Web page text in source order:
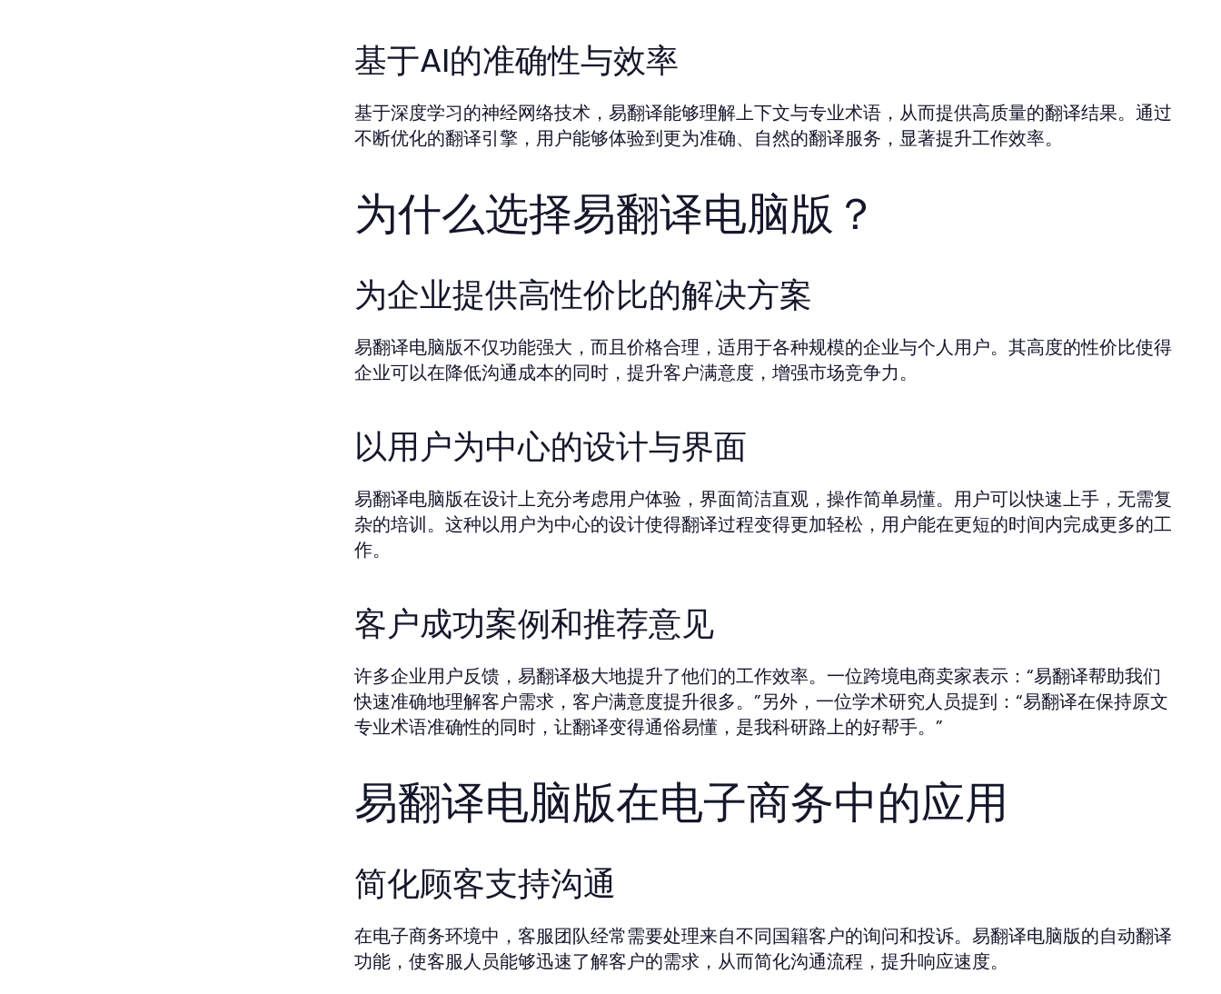
基于AI的准确性与效率
基于深度学习的神经网络技术，易翻译能够理解上下文与专业术语，从而提供高质量的翻译结果。通过
不断优化的翻译引擎，用户能够体验到更为准确、自然的翻译服务，显著提升工作效率。
为什么选择易翻译电脑版？
为企业提供高性价比的解决方案
易翻译电脑版不仅功能强大，而且价格合理，适用于各种规模的企业与个人用户。其高度的性价比使得
企业可以在降低沟通成本的同时，提升客户满意度，增强市场竞争力。
以用户为中心的设计与界面
易翻译电脑版在设计上充分考虑用户体验，界面简洁直观，操作简单易懂。用户可以快速上手，无需复
杂的培训。这种以用户为中心的设计使得翻译过程变得更加轻松，用户能在更短的时间内完成更多的工
作。
客户成功案例和推荐意见
许多企业用户反馈，易翻译极大地提升了他们的工作效率。一位跨境电商卖家表示：“易翻译帮助我们
快速准确地理解客户需求，客户满意度提升很多。”另外，一位学术研究人员提到：“易翻译在保持原文
专业术语准确性的同时，让翻译变得通俗易懂，是我科研路上的好帮手。”
易翻译电脑版在电子商务中的应用
简化顾客支持沟通
在电子商务环境中，客服团队经常需要处理来自不同国籍客户的询问和投诉。易翻译电脑版的自动翻译
功能，使客服人员能够迅速了解客户的需求，从而简化沟通流程，提升响应速度。